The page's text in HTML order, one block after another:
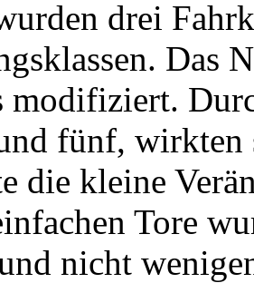
drei
Das
modifiziert.
fünf, wirkten
die kleine
Tore
nicht